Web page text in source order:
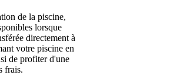
de la piscine,
lorsque
directement à
votre piscine en
de profiter d'une
frais.